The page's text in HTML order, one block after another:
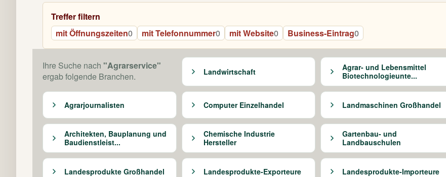
Treffer filtern
mit Öffnungszeiten0 mit Telefonnummer0 mit Website0 Business-Eintrag0
Ihre Suche nach "Agrarservice"
ergab folgende Branchen.
Landwirtschaft
Agrar- und Lebensmittel
Biotechnologieunte...
Agrarjournalisten Computer Einzelhandel Landmaschinen Großhandel
Architekten, Bauplanung und
Baudienstleist...
Chemische Industrie
Hersteller
Gartenbau- und
Landbauschulen
Landesprodukte Großhandel Landesprodukte-Exporteure Landesprodukte-Importeure